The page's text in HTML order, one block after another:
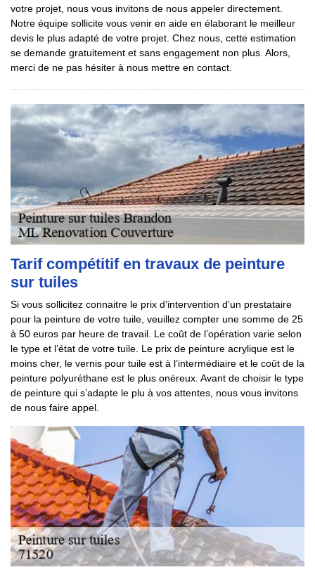
votre projet, nous vous invitons de nous appeler directement.
Notre équipe sollicite vous venir en aide en élaborant le meilleur
devis le plus adapté de votre projet. Chez nous, cette estimation
se demande gratuitement et sans engagement non plus. Alors,
merci de ne pas hésiter à nous mettre en contact.
Tarif compétitif en travaux de peinture
sur tuiles
Si vous sollicitez connaitre le prix d’intervention d’un prestataire
pour la peinture de votre tuile, veuillez compter une somme de 25
à 50 euros par heure de travail. Le coût de l’opération varie selon
le type et l’état de votre tuile. Le prix de peinture acrylique est le
moins cher, le vernis pour tuile est à l’intermédiaire et le coût de la
peinture polyuréthane est le plus onéreux. Avant de choisir le type
de peinture qui s’adapte le plu à vos attentes, nous vous invitons
de nous faire appel.